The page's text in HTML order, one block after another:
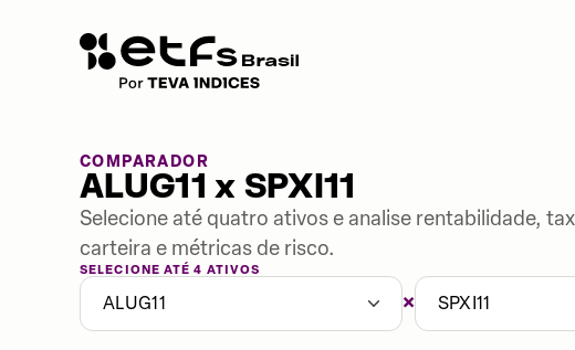
COMPARADOR
ALUG11 x SPXI11
Selecione até quatro ativos e analise rentabilidade,
carteira e métricas de risco.
SELECIONE ATÉ 4 ATIVOS
ALUG11 × SPXI11